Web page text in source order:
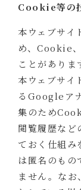
Cookie等の
本ウェブサイ
め、Cookie
ことがありま
本ウェブサイ
るGoogleア
集のため
閲覧履歴など
ておく仕組み
は匿名のもの
ません。な